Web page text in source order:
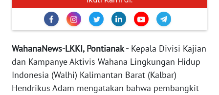
WahanaNews-LKKI, Pontianak -Kepala Divisi Kajian
dan Kampanye Aktivis Wahana Lingkungan Hidup
Indonesia (Walhi) Kalimantan Barat (Kalbar)
Hendrikus Adam mengatakan bahwa pembangkit
MEDIA
REDAKSI